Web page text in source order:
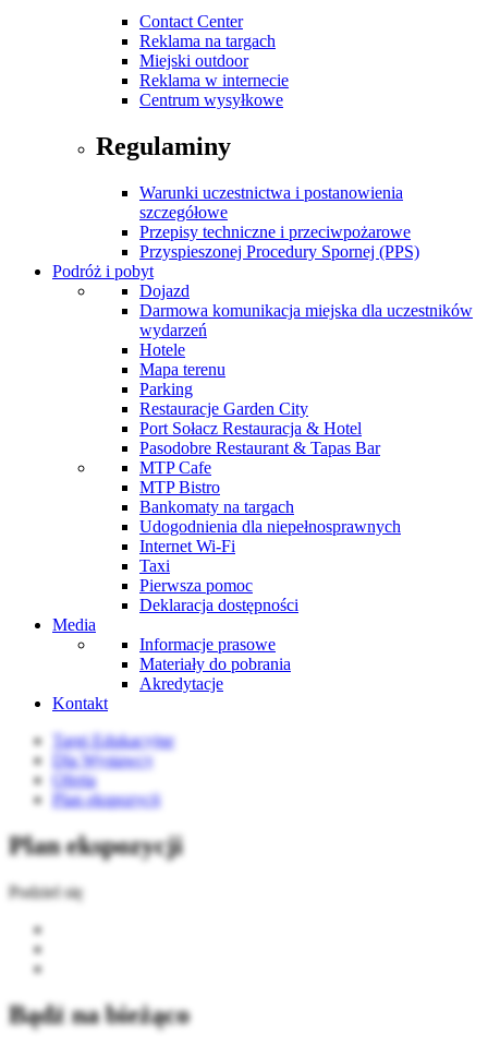
Contact Center
Reklama na targach
Miejski outdoor
Reklama w internecie
Centrum wysyłkowe
Regulaminy
Warunki uczestnictwa i postanowienia
szczegółowe
Przepisy techniczne i przeciwpożarowe
Przyspieszonej Procedury Spornej (PPS)
Podróż i pobyt
Dojazd
Darmowa komunikacja miejska dla uczestników
wydarzeń
Hotele
Mapa terenu
Parking
Restauracje Garden City
Port Sołacz Restauracja & Hotel
Pasodobre Restaurant & Tapas Bar
MTP Cafe
MTP Bistro
Bankomaty na targach
Udogodnienia dla niepełnosprawnych
Internet Wi-Fi
Taxi
Pierwsza pomoc
Deklaracja dostępności
Media
Informacje prasowe
Materiały do pobrania
Akredytacje
Kontakt
Targi Edukacyjne
Dla Wystawcy
Oferta
Plan ekspozycji
Plan ekspozycji
Podziel się
Bądź na bieżąco